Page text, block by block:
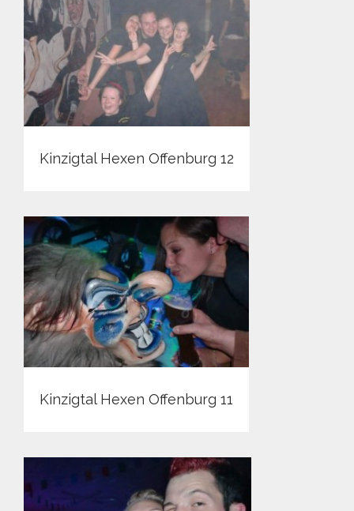
Kinzigtal Hexen Offenburg 12
Kinzigtal Hexen Offenburg 11